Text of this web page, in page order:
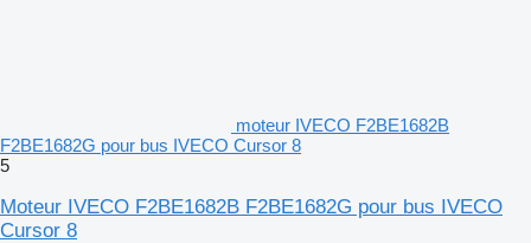
moteur IVECO F2BE1682B
F2BE1682G pour bus IVECO Cursor 8
5
Moteur IVECO F2BE1682B F2BE1682G pour bus IVECO
Cursor 8